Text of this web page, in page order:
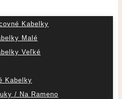
Kabelky
Malé
Veľké
Kabelky
/ Na Rameno